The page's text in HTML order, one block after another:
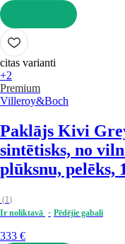
LIKT GROZĀ
citas varianti
+2
Premium
Villeroy&Boch
Paklājs Kivi
sintētisks, no
plūksnu, pelēks,
(1)
Ir noliktavā
Pēdējie gabali
333 €